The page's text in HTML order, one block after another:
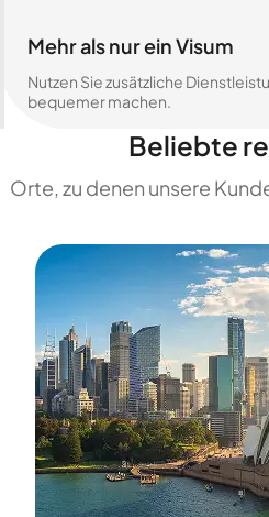
Mehr als nur ein Visum
Nutzen Sie zusätzliche
bequemer machen.
Beliebte
Orte, zu denen unsere